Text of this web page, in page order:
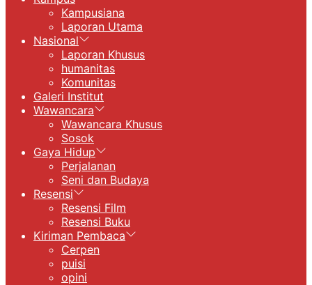
Kampusiana
Laporan Utama
Nasional
Laporan Khusus
humanitas
Komunitas
Galeri Institut
Wawancara
Wawancara Khusus
Sosok
Gaya Hidup
Perjalanan
Seni dan Budaya
Resensi
Resensi Film
Resensi Buku
Kiriman Pembaca
Cerpen
puisi
opini